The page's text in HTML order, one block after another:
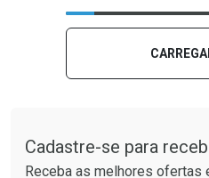
Laboratório
Por Menos
Cadastre-se para
Receba as melhores ofertas